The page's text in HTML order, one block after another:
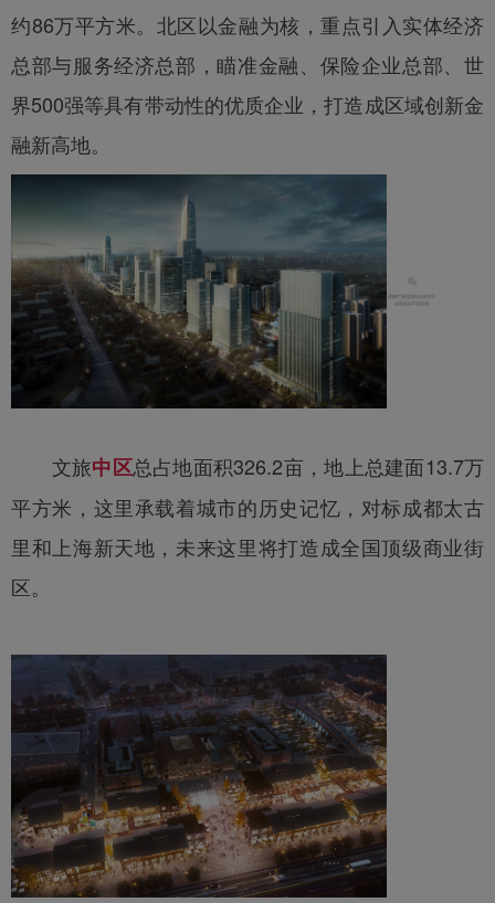
约86万平方米。北区以金融为核，重点引入实体经济
总部与服务经济总部，瞄准金融、保险企业总部、世
界500强等具有带动性的优质企业，打造成区域创新金
融新高地。
文旅中区总占地面积326.2亩，地上总建面13.7万
平方米，这里承载着城市的历史记忆，对标成都太古
里和上海新天地，未来这里将打造成全国顶级商业街
区。